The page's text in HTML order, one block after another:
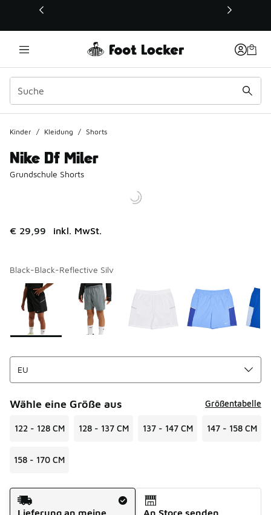
Dieser Link öffnet sich in einem neuen Fenster
Kinder / Kleidung / Shorts
Nike Df Miler
Grundschule Shorts
€ 29,99 inkl. MwSt.
Black-Black-Reflective Silv
Seite 1 von 1 zeigt die Farben 1 bis 5 von 5 an.
Bitte wählen Sie einen Stil aus
Wähle eine Größe aus Größentabelle
122 - 128 CM 128 - 137 CM 137 - 147 CM 147 - 158 CM
158 - 170 CM
Versandart
Lieferung an meine
An Store senden